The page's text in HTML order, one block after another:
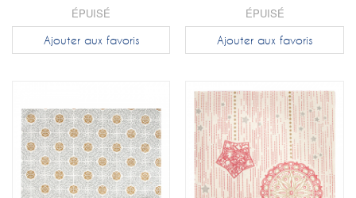
ÉPUISÉ
Ajouter aux favoris
ÉPUISÉ
Ajouter aux favoris